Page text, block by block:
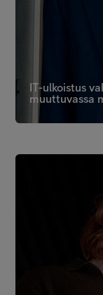
IT-ulkoistus
muuttuvassa